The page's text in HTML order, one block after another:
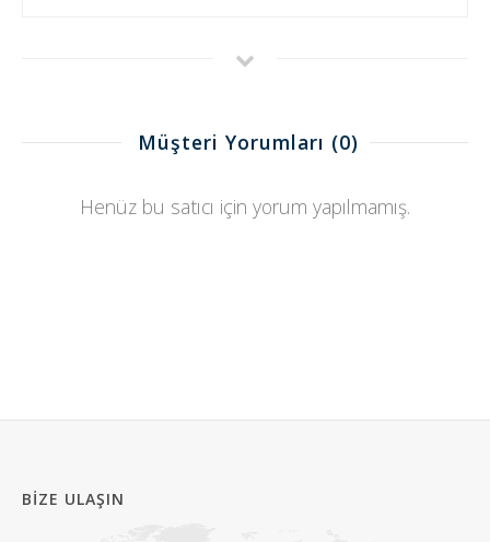
Müşteri Yorumları (0)
Henüz bu satıcı için yorum yapılmamış.
BIZE ULAŞIN